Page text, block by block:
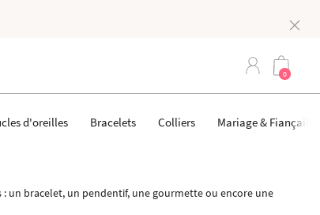
0
d'oreilles Bracelets Colliers Mariage &
un bracelet, un pendentif, une gourmette ou encore une